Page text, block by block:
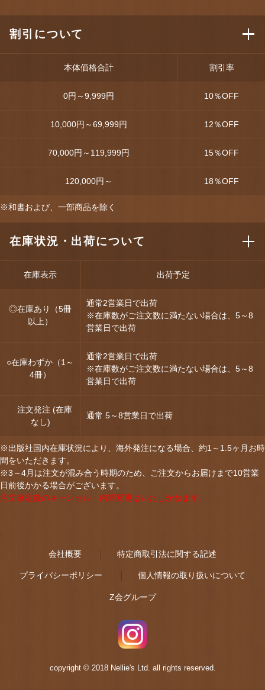
割引について
本体価格合計 割引率
0円～9,999円 10％OFF
10,000円～69,999円 12％OFF
70,000円～119,999円 15％OFF
120,000円～ 18％OFF
※和書および、一部商品を除く
在庫状況・出荷について
在庫表示 出荷予定
◎在庫あり（5冊
以上）
通常2営業日で出荷
※在庫数がご注文数に満たない場合は、5～8
営業日で出荷
○在庫わずか（1～
4冊）
通常2営業日で出荷
※在庫数がご注文数に満たない場合は、5～8
営業日で出荷
注文発注 (在庫
なし)
通常 5～8営業日で出荷
※出版社国内在庫状況により、海外発注になる場合、約1～1.5ヶ月お時
間をいただきます。
※3～4月は注文が混み合う時期のため、ご注文からお届けまで10営業
日前後かかる場合がございます。
注文確定後のキャンセル・内容変更はいたしかねます。
会社概要 特定商取引法に関する記述
プライバシーポリシー 個人情報の取り扱いについて
Z会グループ
copyright © 2018 Nellie's Ltd. all rights reserved.